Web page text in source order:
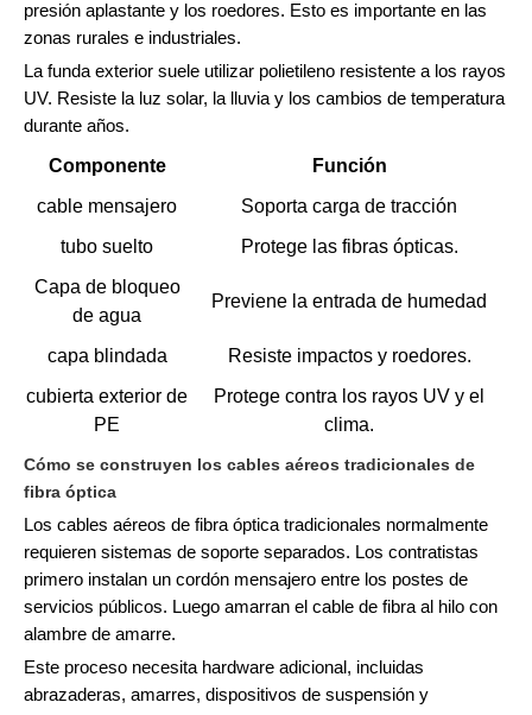
presión aplastante y los roedores. Esto es importante en las
zonas rurales e industriales.
La funda exterior suele utilizar polietileno resistente a los rayos
UV. Resiste la luz solar, la lluvia y los cambios de temperatura
durante años.
Componente
Función
cable mensajero
Soporta carga de tracción
tubo suelto
Protege las fibras ópticas.
Capa de bloqueo
de agua
Previene la entrada de humedad
capa blindada
Resiste impactos y roedores.
cubierta exterior de
PE
Protege contra los rayos UV y el
clima.
Cómo se construyen los cables aéreos tradicionales de
fibra óptica
Los cables aéreos de fibra óptica tradicionales normalmente
requieren sistemas de soporte separados. Los contratistas
primero instalan un cordón mensajero entre los postes de
servicios públicos. Luego amarran el cable de fibra al hilo con
alambre de amarre.
Este proceso necesita hardware adicional, incluidas
abrazaderas, amarres, dispositivos de suspensión y